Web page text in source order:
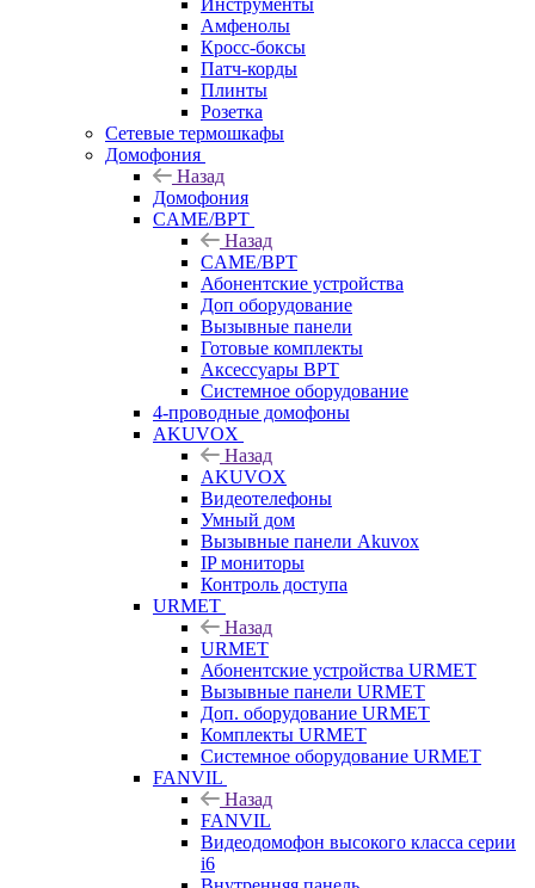
Инструменты
Амфенолы
Кросс-боксы
Патч-корды
Плинты
Розетка
Сетевые термошкафы
Домофония
Назад
Домофония
CAME/BPT
Назад
CAME/BPT
Абонентские устройства
Доп оборудование
Вызывные панели
Готовые комплекты
Аксессуары BPT
Системное оборудование
4-проводные домофоны
AKUVOX
Назад
AKUVOX
Видеотелефоны
Умный дом
Вызывные панели Akuvox
IP мониторы
Контроль доступа
URMET
Назад
URMET
Абонентские устройства URMET
Вызывные панели URMET
Доп. оборудование URMET
Комплекты URMET
Системное оборудование URMET
FANVIL
Назад
FANVIL
Видеодомофон высокого класса серии
i6